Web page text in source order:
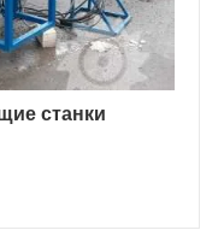
станки